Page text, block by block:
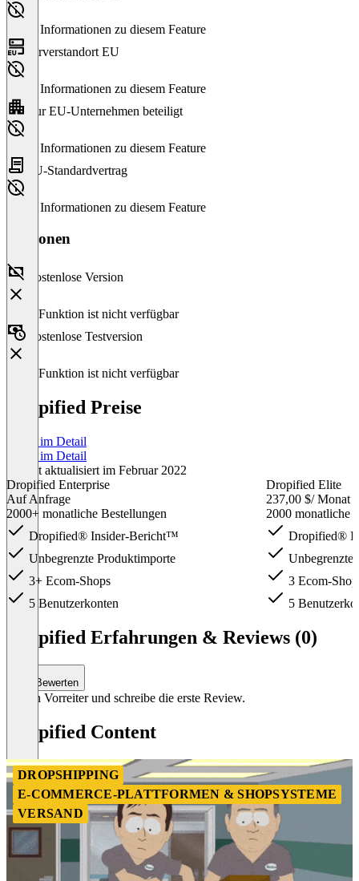
Keine Informationen zu diesem Feature
Serverstandort EU
Keine Informationen zu diesem Feature
Nur EU-Unternehmen beteiligt
Keine Informationen zu diesem Feature
EU-Standardvertrag
Keine Informationen zu diesem Feature
Versionen
Kostenlose Version
Diese Funktion ist nicht verfügbar
Kostenlose Testversion
Diese Funktion ist nicht verfügbar
Dropified Preise
Preise im Detail
Preise im Detail
Zuletzt aktualisiert im Februar 2022
Dropified Enterprise
Auf Anfrage
2000+ monatliche Bestellungen
Dropified® Insider-Bericht™
Unbegrenzte Produktimporte
3+ Ecom-Shops
5 Benutzerkonten
Dropified Elite
237,00 $/ Monat
2000 monatliche
Dropified®
Unbegrenzte
3 Ecom-
5
Dropified Erfahrungen & Reviews (0)
Bewerten
Sei ein Vorreiter und schreibe die erste Review.
Dropified Content
DROPSHIPPING
E-COMMERCE-PLATTFORMEN & SHOPSYSTEME
VERSAND